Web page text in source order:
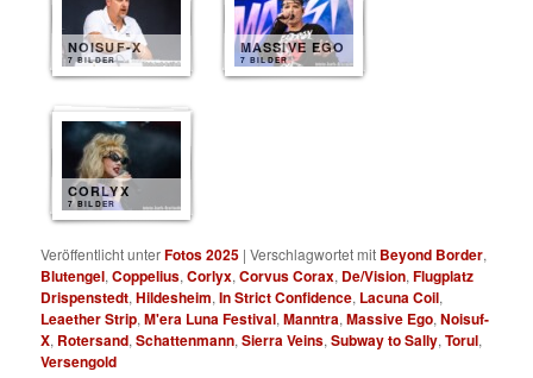
NOISUF-X
7 BILDER
MASSIVE EGO
7 BILDER
CORLYX
7 BILDER
Veröffentlicht unterFotos 2025 |Verschlagwortet mit Beyond Border,
Blutengel,Coppelius,Corlyx,Corvus Corax, De/Vision,Flugplatz
Drispenstedt,Hildesheim,In Strict Confidence, Lacuna Coil,
Leaether Strip,M'era Luna Festival,Manntra,Massive Ego,Noisuf-
X, Rotersand,Schattenmann,Sierra Veins,Subway to Sally,Torul,
Versengold